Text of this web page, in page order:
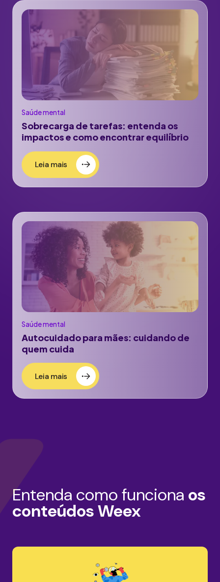
Saúde mental
Sobrecarga de tarefas: entenda os
impactos e como encontrar equilíbrio
Leia mais
Saúde mental
Autocuidado para mães: cuidando de
quem cuida
Leia mais
Entenda como funciona os
conteúdos Weex